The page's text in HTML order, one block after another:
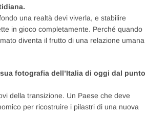
una realtà devi viverla, e stabilire
in gioco completamente. Perché quando
diventa il frutto di una relazione umana
fotografia dell’Italia di oggi dal punto
della transizione. Un Paese che deve
per ricostruire i pilastri di una nuova